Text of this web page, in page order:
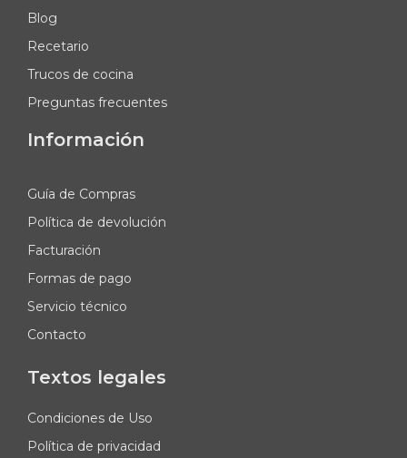
Blog
Recetario
Trucos de cocina
Preguntas frecuentes
Información
Guía de Compras
Política de devolución
Facturación
Formas de pago
Servicio técnico
Contacto
Textos legales
Condiciones de Uso
Política de privacidad